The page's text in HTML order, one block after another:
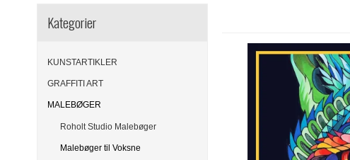
Kategorier
KUNSTARTIKLER
GRAFFITI ART
MALEBØGER
Roholt Studio Malebøger
Malebøger til Voksne